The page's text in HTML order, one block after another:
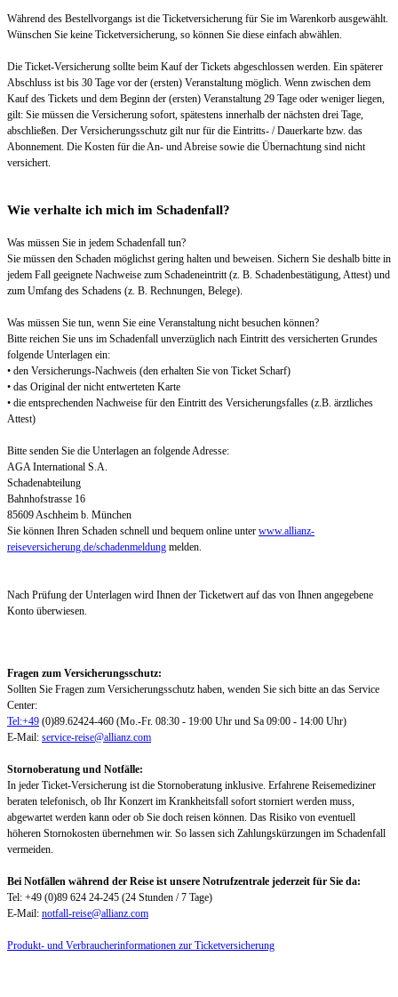
Während des Bestellvorgangs ist die Ticketversicherung für Sie im Warenkorb ausgewählt.
Wünschen Sie keine Ticketversicherung, so können Sie diese einfach abwählen.
Die Ticket-Versicherung sollte beim Kauf der Tickets abgeschlossen werden. Ein späterer
Abschluss ist bis 30 Tage vor der (ersten) Veranstaltung möglich. Wenn zwischen dem
Kauf des Tickets und dem Beginn der (ersten) Veranstaltung 29 Tage oder weniger liegen,
gilt: Sie müssen die Versicherung sofort, spätestens innerhalb der nächsten drei Tage,
abschließen. Der Versicherungsschutz gilt nur für die Eintritts- / Dauerkarte bzw. das
Abonnement. Die Kosten für die An- und Abreise sowie die Übernachtung sind nicht
versichert.
Wie verhalte ich mich im Schadenfall?
Was müssen Sie in jedem Schadenfall tun?
Sie müssen den Schaden möglichst gering halten und beweisen. Sichern Sie deshalb bitte in
jedem Fall geeignete Nachweise zum Schadeneintritt (z. B. Schadenbestätigung, Attest) und
zum Umfang des Schadens (z. B. Rechnungen, Belege).
Was müssen Sie tun, wenn Sie eine Veranstaltung nicht besuchen können?
Bitte reichen Sie uns im Schadenfall unverzüglich nach Eintritt des versicherten Grundes
folgende Unterlagen ein:
• den Versicherungs-Nachweis (den erhalten Sie von Ticket Scharf)
• das Original der nicht entwerteten Karte
• die entsprechenden Nachweise für den Eintritt des Versicherungsfalles (z.B. ärztliches
Attest)
Bitte senden Sie die Unterlagen an folgende Adresse:
AGA International S.A.
Schadenabteilung
Bahnhofstrasse 16
85609 Aschheim b. München
Sie können Ihren Schaden schnell und bequem online unter www.allianz-
reiseversicherung.de/schadenmeldung melden.
Nach Prüfung der Unterlagen wird Ihnen der Ticketwert auf das von Ihnen angegebene
Konto überwiesen.
Fragen zum Versicherungsschutz:
Sollten Sie Fragen zum Versicherungsschutz haben, wenden Sie sich bitte an das Service
Center:
Tel:+49 (0)89.62424-460 (Mo.-Fr. 08:30 - 19:00 Uhr und Sa 09:00 - 14:00 Uhr)
E-Mail: service-reise@allianz.com
Stornoberatung und Notfälle:
In jeder Ticket-Versicherung ist die Stornoberatung inklusive. Erfahrene Reisemediziner
beraten telefonisch, ob Ihr Konzert im Krankheitsfall sofort storniert werden muss,
abgewartet werden kann oder ob Sie doch reisen können. Das Risiko von eventuell
höheren Stornokosten übernehmen wir. So lassen sich Zahlungskürzungen im Schadenfall
vermeiden.
Bei Notfällen während der Reise ist unsere Notrufzentrale jederzeit für Sie da:
Tel: +49 (0)89 624 24-245 (24 Stunden / 7 Tage)
E-Mail: notfall-reise@allianz.com
Produkt- und Verbraucherinformationen zur Ticketversicherung